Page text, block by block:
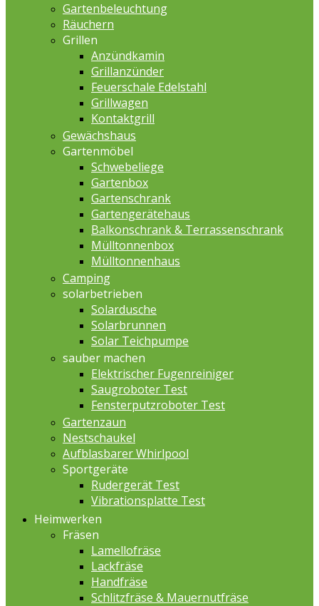
Gartenbeleuchtung
Räuchern
Grillen
Anzündkamin
Grillanzünder
Feuerschale Edelstahl
Grillwagen
Kontaktgrill
Gewächshaus
Gartenmöbel
Schwebeliege
Gartenbox
Gartenschrank
Gartengerätehaus
Balkonschrank & Terrassenschrank
Mülltonnenbox
Mülltonnenhaus
Camping
solarbetrieben
Solardusche
Solarbrunnen
Solar Teichpumpe
sauber machen
Elektrischer Fugenreiniger
Saugroboter Test
Fensterputzroboter Test
Gartenzaun
Nestschaukel
Aufblasbarer Whirlpool
Sportgeräte
Rudergerät Test
Vibrationsplatte Test
Heimwerken
Fräsen
Lamellofräse
Lackfräse
Handfräse
Schlitzfräse & Mauernutfräse